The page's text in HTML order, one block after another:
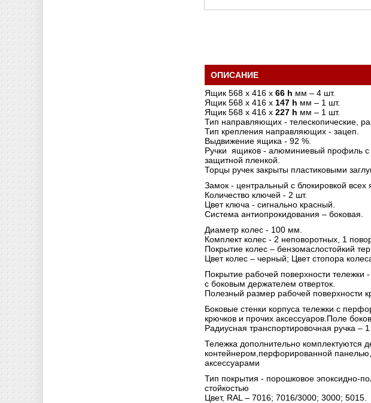
ОПИСАНИЕ
Ящик 568 х 416 х 66 h мм – 4 шт.
Ящик 568 х 416 х 147 h мм – 1 шт.
Ящик 568 х 416 х 227 h мм – 1 шт.
Тип направляющих - телескопические,
Тип крепления направляющих - зацеп.
Выдвижение ящика - 92 %.
Ручки ящиков - алюминиевый профиль с
защитной пленкой.
Торцы ручек закрыты пластиковыми
Замок - центральный с блокировкой всех
Количество ключей - 2 шт.
Цвет ключа - сигнально красный.
Система антиопрокидования – боковая.
Диаметр колес - 100 мм.
Комплект колес - 2 неповоротных, 1
Покрытие колес – бензомаслостойкий
Цвет колес – черный; Цвет стопора
Покрытие рабочей поверхности
с боковым держателем отверток.
Полезный размер рабочей поверхности
Боковые стенки корпуса тележки с
крючков и прочих аксессуаров.Поле
Радиусная транспортировочная ручка – 1
Тележка дополнительно комплектуются
контейнером,перфорированной
аксессуарами
Тип покрытия - порошковое эпоксидно-
стойкостью
Цвет, RAL – 7016; 7016/3000; 3000; 5015.